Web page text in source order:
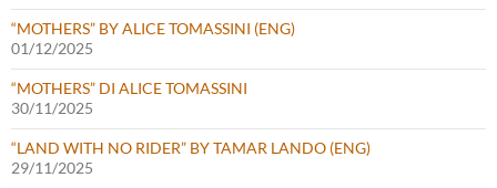
“MOTHERS” BY ALICE TOMASSINI (ENG)
01/12/2025
“MOTHERS” DI ALICE TOMASSINI
30/11/2025
“LAND WITH NO RIDER” BY TAMAR LANDO (ENG)
29/11/2025